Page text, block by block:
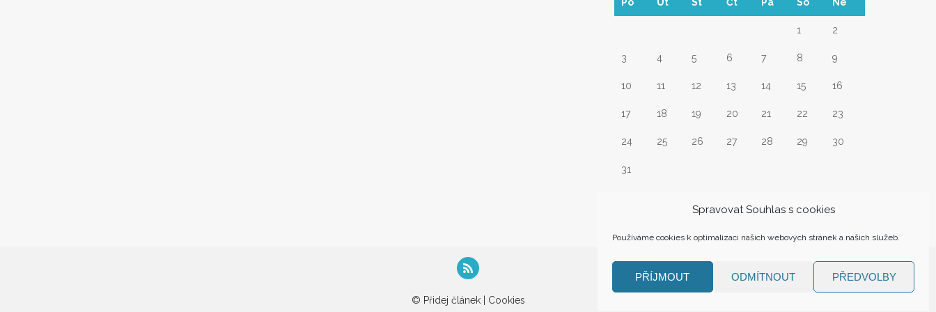
Spravovat Souhlas s cookies
Používáme cookies k optimalizaci našich webových stránek a našich služeb.
PŘÍJMOUT ODMÍTNOUT PŘEDVOLBY
1 2
3 4 5 6 7 8 9
10 11 12 13 14 15 16
17 18 19 20 21 22 23
24 25 26 27 28 29 30
31
© Přidej článek | Cookies